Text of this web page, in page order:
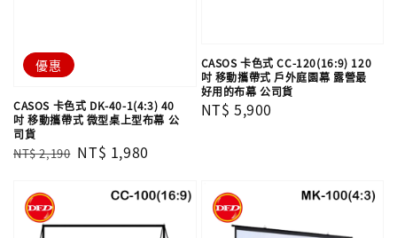
優惠
CASOS 卡色式 DK-40-1(4:3) 40
吋 移動攜帶式 微型桌上型布幕 公
司貨
Regular
NT$ 2,190 Sale
NT$ 1,980
CASOS 卡色式 CC-120(16:9) 120
吋 移動攜帶式 戶外庭園幕 露營最
好用的布幕 公司貨
Regular
NT$ 5,900